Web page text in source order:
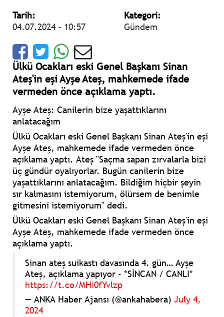
Tarih:
04.07.2024 - 10:57
Kategori:
Gündem
Ülkü Ocakları eski Genel Başkanı Sinan
Ateş'in eşi Ayşe Ateş, mahkemede ifade
vermeden önce açıklama yaptı.
Ayşe Ateş: Canilerin bize yaşattıklarını
anlatacağım
Ülkü Ocakları eski Genel Başkanı Sinan Ateş'in eşi
Ayşe Ateş, mahkemede ifade vermeden önce
açıklama yaptı. Ateş "Saçma sapan zırvalarla bizi
üç gündür oyalıyorlar. Bugün canilerin bize
yaşattıklarını anlatacağım. Bildiğim hiçbir şeyin
sır kalmasını istemiyorum, ölürsem de benimle
gitmesini istemiyorum" dedi.
Ülkü Ocakları eski Genel Başkanı Sinan Ateş'in eşi
Ayşe Ateş, mahkemede ifade vermeden önce
açıklama yaptı.
Sinan ateş suikastı davasında 4. gün… Ayşe
Ateş, açıklama yapıyor - *SİNCAN / CANLI*
https://t.co/MHi0fYvlzp
— ANKA Haber Ajansı (@ankahabera) July 4,
2024